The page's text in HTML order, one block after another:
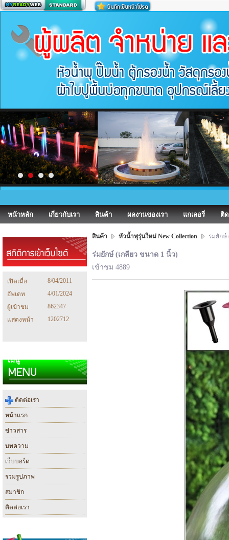
หน้าหลัก เกี่ยวกับเรา สินค้า ผลงานของเรา แกเลอรี่ ติด
เปิดเมื่อ
8/04/2011
อัพเดท
4/01/2024
ผู้เข้าชม
862347
แสดงหน้า
1202712
เมนู
ติดต่อเรา
หน้าแรก
ข่าวสาร
บทความ
เว็บบอร์ด
รวมรูปภาพ
สมาชิก
ติดต่อเรา
สินค้า หัวน้ำพุรุ่นใหม่ New Collection ร่มยักษ์
ร่มยักษ์ (เกลียว ขนาด 1 นิ้ว)
เข้าชม 4889